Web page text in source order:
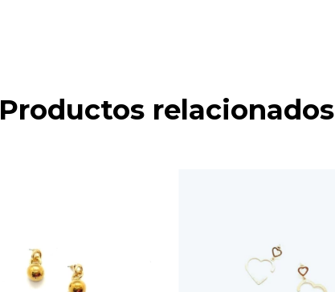
Productos relacionados